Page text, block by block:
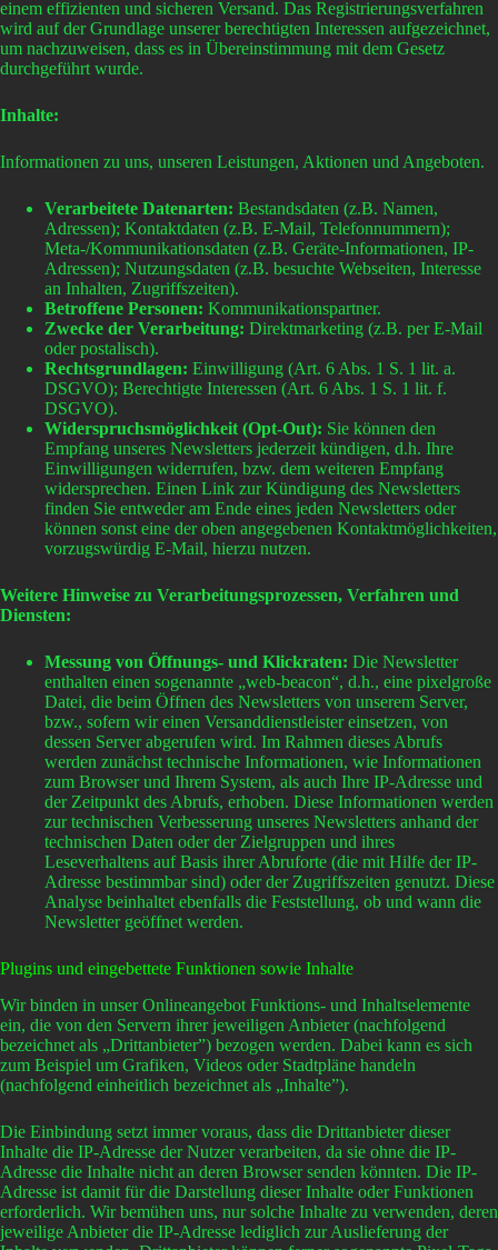
einem effizienten und sicheren Versand. Das Registrierungsverfahren
wird auf der Grundlage unserer berechtigten Interessen aufgezeichnet,
um nachzuweisen, dass es in Übereinstimmung mit dem Gesetz
durchgeführt wurde.
Inhalte:
Informationen zu uns, unseren Leistungen, Aktionen und Angeboten.
Verarbeitete Datenarten: Bestandsdaten (z.B. Namen,
Adressen); Kontaktdaten (z.B. E-Mail, Telefonnummern);
Meta-/Kommunikationsdaten (z.B. Geräte-Informationen, IP-
Adressen); Nutzungsdaten (z.B. besuchte Webseiten, Interesse
an Inhalten, Zugriffszeiten).
Betroffene Personen: Kommunikationspartner.
Zwecke der Verarbeitung: Direktmarketing (z.B. per E-Mail
oder postalisch).
Rechtsgrundlagen: Einwilligung (Art. 6 Abs. 1 S. 1 lit. a.
DSGVO); Berechtigte Interessen (Art. 6 Abs. 1 S. 1 lit. f.
DSGVO).
Widerspruchsmöglichkeit (Opt-Out): Sie können den
Empfang unseres Newsletters jederzeit kündigen, d.h. Ihre
Einwilligungen widerrufen, bzw. dem weiteren Empfang
widersprechen. Einen Link zur Kündigung des Newsletters
finden Sie entweder am Ende eines jeden Newsletters oder
können sonst eine der oben angegebenen Kontaktmöglichkeiten,
vorzugswürdig E-Mail, hierzu nutzen.
Weitere Hinweise zu Verarbeitungsprozessen, Verfahren und
Diensten:
Messung von Öffnungs- und Klickraten: Die Newsletter
enthalten einen sogenannte „web-beacon“, d.h., eine pixelgroße
Datei, die beim Öffnen des Newsletters von unserem Server,
bzw., sofern wir einen Versanddienstleister einsetzen, von
dessen Server abgerufen wird. Im Rahmen dieses Abrufs
werden zunächst technische Informationen, wie Informationen
zum Browser und Ihrem System, als auch Ihre IP-Adresse und
der Zeitpunkt des Abrufs, erhoben. Diese Informationen werden
zur technischen Verbesserung unseres Newsletters anhand der
technischen Daten oder der Zielgruppen und ihres
Leseverhaltens auf Basis ihrer Abruforte (die mit Hilfe der IP-
Adresse bestimmbar sind) oder der Zugriffszeiten genutzt. Diese
Analyse beinhaltet ebenfalls die Feststellung, ob und wann die
Newsletter geöffnet werden.
Plugins und eingebettete Funktionen sowie Inhalte
Wir binden in unser Onlineangebot Funktions- und Inhaltselemente
ein, die von den Servern ihrer jeweiligen Anbieter (nachfolgend
bezeichnet als „Drittanbieter”) bezogen werden. Dabei kann es sich
zum Beispiel um Grafiken, Videos oder Stadtpläne handeln
(nachfolgend einheitlich bezeichnet als „Inhalte”).
Die Einbindung setzt immer voraus, dass die Drittanbieter dieser
Inhalte die IP-Adresse der Nutzer verarbeiten, da sie ohne die IP-
Adresse die Inhalte nicht an deren Browser senden könnten. Die IP-
Adresse ist damit für die Darstellung dieser Inhalte oder Funktionen
erforderlich. Wir bemühen uns, nur solche Inhalte zu verwenden, deren
jeweilige Anbieter die IP-Adresse lediglich zur Auslieferung der